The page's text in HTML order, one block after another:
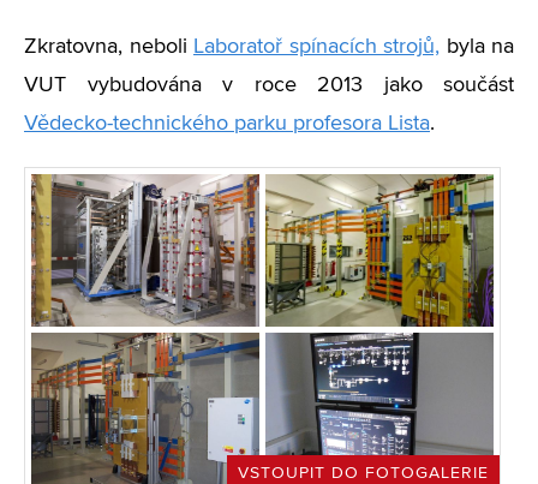
Zkratovna, neboli Laboratoř spínacích strojů, byla na
VUT vybudována v roce 2013 jako součást
Vědecko-technického parku profesora Lista.
VSTOUPIT DO FOTOGALERIE